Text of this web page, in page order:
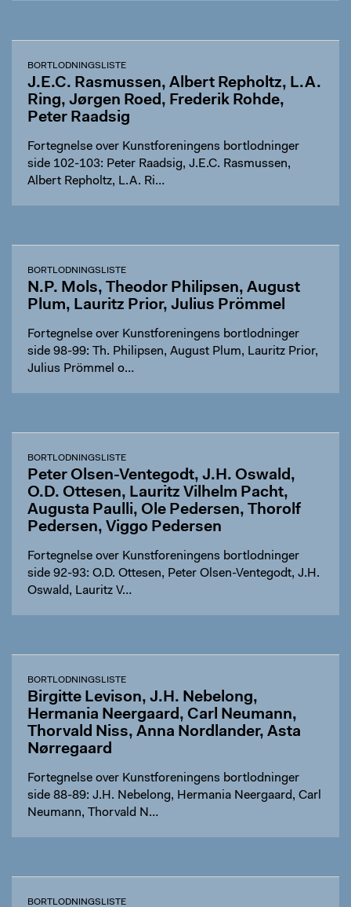
BORTLODNINGSLISTE
J.E.C. Rasmussen, Albert Repholtz, L.A.
Ring, Jørgen Roed, Frederik Rohde,
Peter Raadsig
Fortegnelse over Kunstforeningens bortlodninger
side 102-103: Peter Raadsig, J.E.C. Rasmussen,
Albert Repholtz, L.A. Ri…
BORTLODNINGSLISTE
N.P. Mols, Theodor Philipsen, August
Plum, Lauritz Prior, Julius Prömmel
Fortegnelse over Kunstforeningens bortlodninger
side 98-99: Th. Philipsen, August Plum, Lauritz Prior,
Julius Prömmel o…
BORTLODNINGSLISTE
Peter Olsen-Ventegodt, J.H. Oswald,
O.D. Ottesen, Lauritz Vilhelm Pacht,
Augusta Paulli, Ole Pedersen, Thorolf
Pedersen, Viggo Pedersen
Fortegnelse over Kunstforeningens bortlodninger
side 92-93: O.D. Ottesen, Peter Olsen-Ventegodt, J.H.
Oswald, Lauritz V…
BORTLODNINGSLISTE
Birgitte Levison, J.H. Nebelong,
Hermania Neergaard, Carl Neumann,
Thorvald Niss, Anna Nordlander, Asta
Nørregaard
Fortegnelse over Kunstforeningens bortlodninger
side 88-89: J.H. Nebelong, Hermania Neergaard, Carl
Neumann, Thorvald N…
BORTLODNINGSLISTE